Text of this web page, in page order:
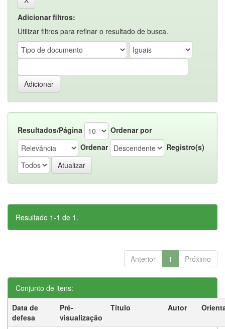
Adicionar filtros:
Utilizar filtros para refinar o resultado de busca.
Resultados/Página
Ordenar por
Ordenar
Registro(s)
Resultado 1-1 de 1.
Anterior 1 Próximo
Conjunto de itens:
Data de
defesa
Pré-
visualização
Título Autor